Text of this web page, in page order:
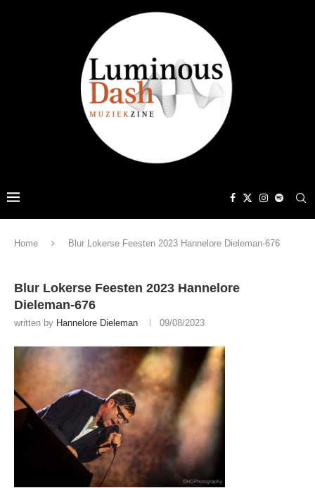
Home Blur Lokerse Feesten 2023 Hannelore Dieleman-676
Blur Lokerse Feesten 2023 Hannelore
Dieleman-676
written by Hannelore Dieleman 09/08/2023